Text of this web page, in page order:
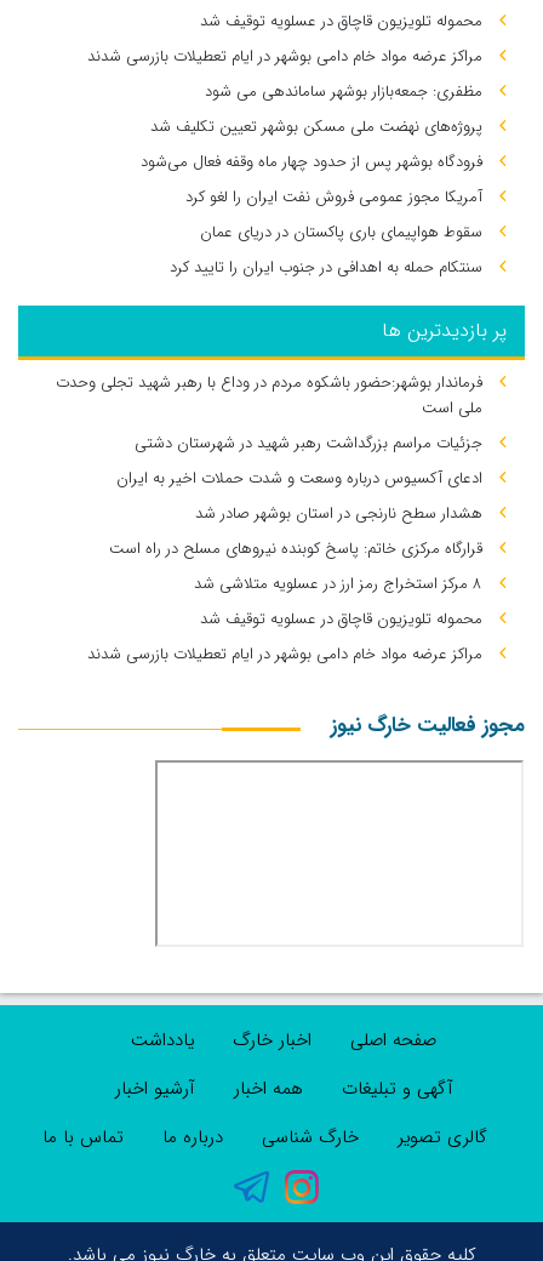
محموله تلویزیون قاچاق در عسلویه توقیف شد
مراکز عرضه مواد خام دامی بوشهر در ایام تعطیلات بازرسی شدند
مظفری: جمعه‌بازار بوشهر ساماندهی می‌ شود
پروژه‌های نهضت ملی مسکن بوشهر تعیین تکلیف شد
فرودگاه بوشهر پس از حدود چهار ماه وقفه فعال می‌شود
آمریکا مجوز عمومی فروش نفت ایران را لغو کرد
سقوط هواپیمای باری پاکستان در دریای عمان
سنتکام حمله به اهدافی در جنوب ایران را تایید کرد
پر بازدیدترین ها
فرماندار بوشهر:حضور باشکوه مردم در وداع با رهبر شهید تجلی وحدت
ملی است
جزئیات مراسم بزرگداشت رهبر شهید در شهرستان دشتی
ادعای آکسیوس درباره وسعت و شدت حملات اخیر به ایران
هشدار سطح نارنجی در استان بوشهر صادر شد
قرارگاه مرکزی خاتم: پاسخ کوبنده نیروهای مسلح در راه است
۸ مرکز استخراج رمز ارز در عسلویه متلاشی شد
محموله تلویزیون قاچاق در عسلویه توقیف شد
مراکز عرضه مواد خام دامی بوشهر در ایام تعطیلات بازرسی شدند
مجوز فعالیت خارگ نیوز
صفحه اصلی اخبار خارگ
یادداشت
آگهی و تبلیغات
همه اخبار
آرشیو اخبار
گالری تصویر
خارگ شناسی درباره ما تماس با ما
کلیه حقوق این وب سایت متعلق به خارگ نیوز می باشد.